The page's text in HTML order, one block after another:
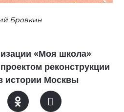
Бровкин
«Моя школа»
реконструкции
истории Москвы